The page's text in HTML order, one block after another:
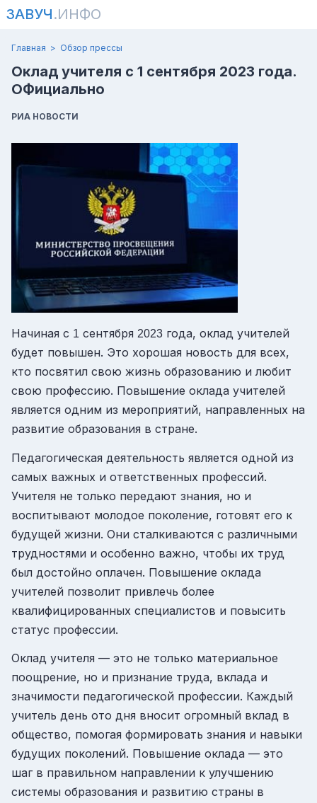
ЗАВУЧ.ИНФО
Главная Обзор прессы
Оклад учителя с 1 сентября 2023 года.
ОФициально
РИА НОВОСТИ
Начиная с 1 сентября 2023 года, оклад учителей
будет повышен. Это хорошая новость для всех,
кто посвятил свою жизнь образованию и любит
свою профессию. Повышение оклада учителей
является одним из мероприятий, направленных на
развитие образования в стране.
Педагогическая деятельность является одной из
самых важных и ответственных профессий.
Учителя не только передают знания, но и
воспитывают молодое поколение, готовят его к
будущей жизни. Они сталкиваются с различными
трудностями и особенно важно, чтобы их труд
был достойно оплачен. Повышение оклада
учителей позволит привлечь более
квалифицированных специалистов и повысить
статус профессии.
Оклад учителя — это не только материальное
поощрение, но и признание труда, вклада и
значимости педагогической профессии. Каждый
учитель день ото дня вносит огромный вклад в
общество, помогая формировать знания и навыки
будущих поколений. Повышение оклада — это
шаг в правильном направлении к улучшению
системы образования и развитию страны в